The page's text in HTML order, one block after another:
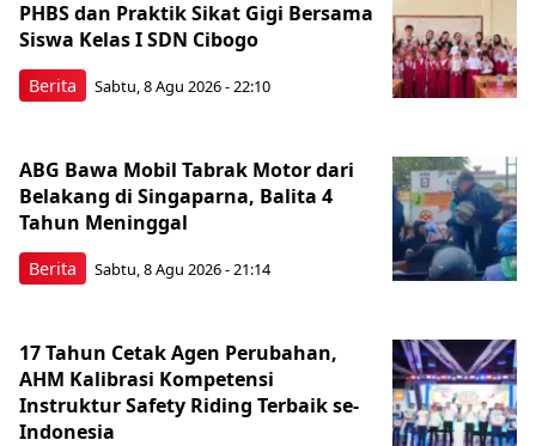
Berita
PHBS dan Praktik Sikat Gigi Bersama
Siswa Kelas I SDN Cibogo
Sabtu, 8 Agu 2026 - 22:10
Berita
ABG Bawa Mobil Tabrak Motor dari
Belakang di Singaparna, Balita 4
Tahun Meninggal
Sabtu, 8 Agu 2026 - 21:14
17 Tahun Cetak Agen Perubahan,
AHM Kalibrasi Kompetensi
Instruktur Safety Riding Terbaik se-
Indonesia